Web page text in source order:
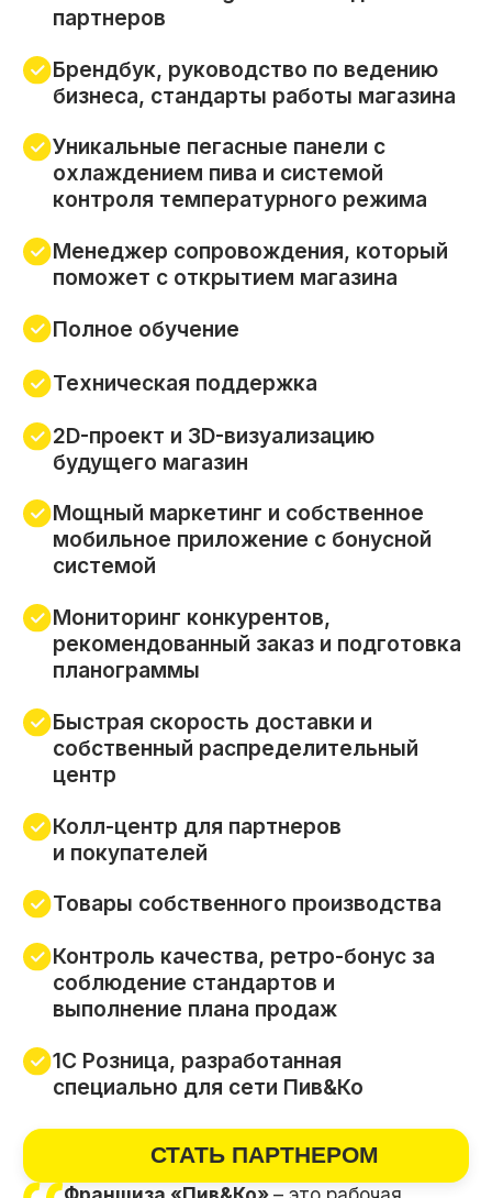
1С Розница, разработанная
специально для сети Пив&Ко
Колл-центр для партнеров
и покупателей
Контроль качества, ретро-бонус за
выполнение плана продаж
Товары собственного производства
Быстрая скорость доставки и
собственный распределительный
Менеджер сопровождения, который
поможет с открытием магазина
Мониторинг конкурентов,
рекомендованный заказ и подготовка
планограммы
мобильное приложение с бонусной
Уникальные пегасные панели с
контроля температурного режима
2D-проект и 3D-визуализацию
Полное обучение
СТАТЬ ПАРТНЕРОМ
Франшиза «Пив&Ко»– это рабочая
бизнес-модель с многолетним опытом,
профессионалов. Это сеть добродушных
магазинов с ярким дизайном и дружеской